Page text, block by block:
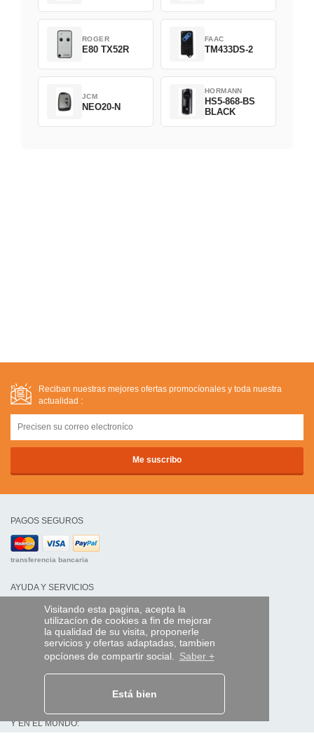
Visitando esta pagina, acepta la
utilizacíon de cookies a fin de mejorar
la qualidad de su visita, proponerle
servicios y ofertas adaptadas, tambien
opcíones de compartir social. Saber +
Está bien
ROGER
E80 TX52R
FAAC
TM433DS-2
JCM
NEO20-N
HORMANN
HS5-868-BS
BLACK
Reciban nuestras mejores ofertas promocíonales y toda nuestra
actualidad :
PAGOS SEGUROS
transferencia bancaria
AYUDA Y SERVICIOS
Localice su envío
MANDO EXPRESS
¿Quiénes somos?
Información legal
Y EN EL MUNDO: